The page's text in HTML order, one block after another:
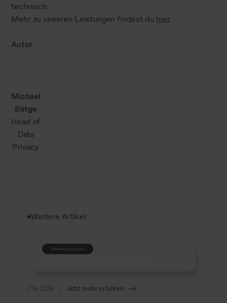
technisch.
Mehr zu unseren Leistungen findest du hier.
Autor
Michael
Bätge
Head of
Data
Privacy
Weitere Artikel
Marketing Insights
7.14.2026 Jetzt mehr erfahren